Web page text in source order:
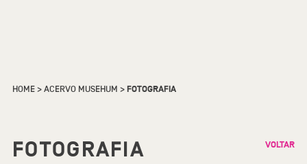
HOME>ACERVO MUSEHUM >FOTOGRAFIA
FOTOGRAFIA VOLTAR